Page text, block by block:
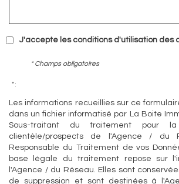
J'accepte les conditions d'utilisation des
* Champs obligatoires
* :
Les informations recueillies sur ce
dans un fichier informatisé par La Boite
Sous-traitant du traitement pour
clientèle/prospects de l'Agence / du
Responsable du Traitement de vos
base légale du traitement repose sur
l'Agence / du Réseau. Elles sont
de suppression et sont destinées à